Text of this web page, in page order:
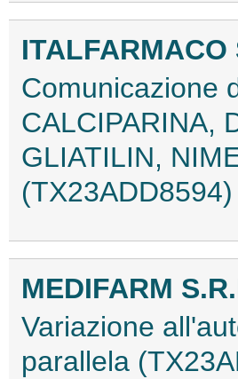
ITALFARMACO
Comunicazione
CALCIPARINA,
GLIATILIN,
(TX23ADD8594)
MEDIFARM
Variazione
parallela